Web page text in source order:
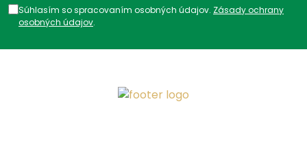
Súhlasím so spracovaním osobných údajov. Zásady ochrany
osobných údajov.